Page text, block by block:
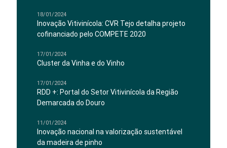
18/01/2024
Inovação Vitivinícola: CVR Tejo detalha projeto
cofinanciado pelo COMPETE 2020
17/01/2024
Cluster da Vinha e do Vinho
17/01/2024
RDD +: Portal do Setor Vitivinícola da Região
Demarcada do Douro
11/01/2024
Inovação nacional na valorização sustentável
da madeira de pinho